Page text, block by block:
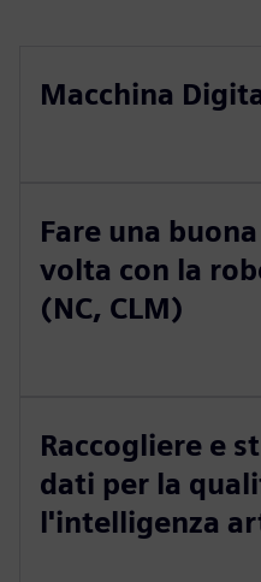
Macchina
Fare una
volta con la
(NC, CLM)
Raccogliere e
dati per la
l'intelligenza